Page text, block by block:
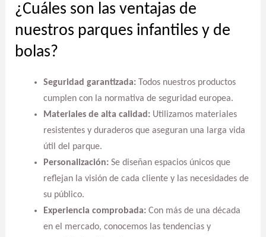
¿Cuáles son las ventajas de
nuestros parques infantiles y de
bolas?
Seguridad garantizada:Todos nuestros productos
cumplen con la normativa de seguridad europea.
Materiales de alta calidad:Utilizamos materiales
resistentes y duraderos que aseguran una larga vida
útil del parque.
Personalización:Se diseñan espacios únicos que
reflejan la visión de cada cliente y las necesidades de
su público.
Experiencia comprobada:Con más de una década
en el mercado, conocemos las tendencias y